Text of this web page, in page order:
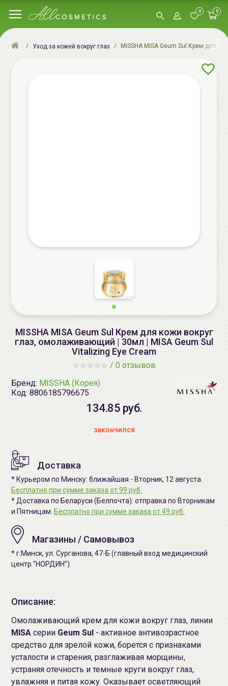
0 0
Уход за кожей вокруг глаз MISSHA MISA Geum Sul Крем для
MISSHA MISA Geum Sul Крем для кожи вокруг
глаз, омолаживающий | 30мл | MISA Geum Sul
Vitalizing Eye Cream
/ 0 отзывов
Бренд: MISSHA (Корея)
Код: 8806185796675
134.85 руб.
закончился
Доставка
* Курьером по Минску: ближайшая - Вторник, 12 августа.
Бесплатно при сумме заказа от 99 руб.
* Доставка по Беларуси (Белпочта): отправка по Вторникам
и Пятницам. Бесплатно при сумме заказа от 49 руб.
Магазины / Самовывоз
* г.Минск, ул. Сурганова, 47-Б (главный вход медицинский
центр “НОРДИН”).
Описание:
Омолаживающий крем для кожи вокруг глаз, линии
MISA серии Geum Sul - активное антивозрастное
средство для зрелой кожи, борется с признаками
усталости и старения, разглаживая морщины,
устраняя отечность и темные круги вокруг глаз,
увлажняя и питая кожу. Оказывает осветляющий